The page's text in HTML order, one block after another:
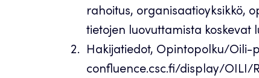
rahoitus, organisaatioyksikkö,
tietojen luovuttamista koskevat
Hakijatiedot, Opintopolku/Oili-
confluence.csc.fi/display/OILI/